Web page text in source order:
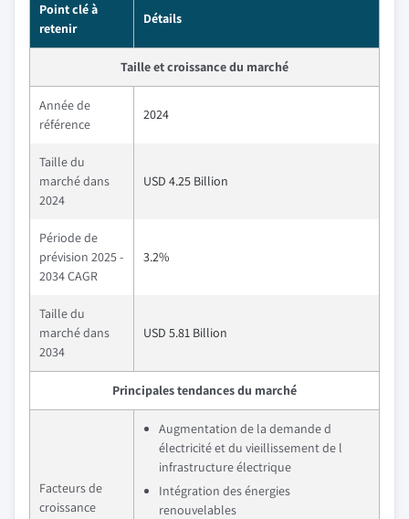
Point clé à
retenir
Détails
Taille et croissance du marché
Année de
référence
2024
Taille du
marché dans
2024
USD 4.25 Billion
Période de
prévision 2025 -
2034 CAGR
3.2%
Taille du
marché dans
2034
USD 5.81 Billion
Principales tendances du marché
Facteurs de
croissance
Augmentation de la demande d
électricité et du vieillissement de l
infrastructure électrique
Intégration des énergies
renouvelables